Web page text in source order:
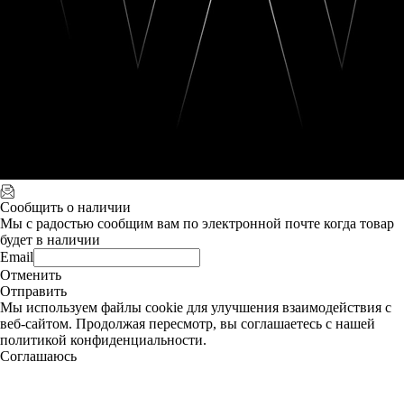
Сообщить о наличии
Мы с радостью сообщим вам по электронной почте когда товар
будет в наличии
Email
Отменить
Отправить
Мы используем файлы cookie для улучшения взаимодействия с
веб-сайтом. Продолжая пересмотр, вы соглашаетесь с нашей
политикой конфиденциальности.
Соглашаюсь